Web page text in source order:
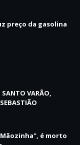
preço da gasolina
SANTO VARÃO,
é morto